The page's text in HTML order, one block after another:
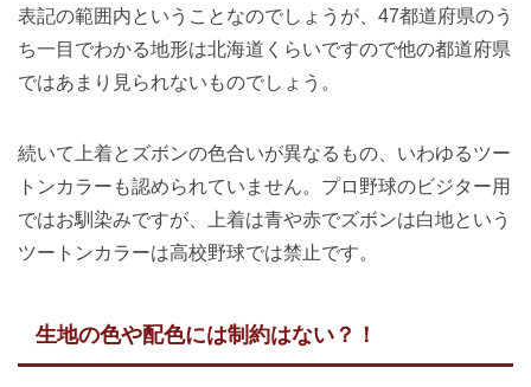
表記の範囲内ということなのでしょうが、47都道府県のう
ち一目でわかる地形は北海道くらいですので他の都道府県
ではあまり見られないものでしょう。
続いて上着とズボンの色合いが異なるもの、いわゆるツー
トンカラーも認められていません。プロ野球のビジター用
ではお馴染みですが、上着は青や赤でズボンは白地という
ツートンカラーは高校野球では禁止です。
生地の色や配色には制約はない？！